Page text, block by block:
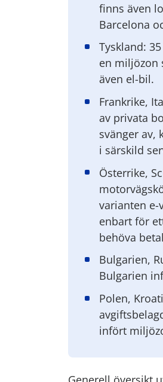
finns även
Barcelona
Tyskland:
en miljözon
även el-bil.
Frankrike,
av privata
svänger av,
i särskild
Österrike,
varianten
enbart för
behöva
Bulgarien,
Bulgarien
Polen,
infört